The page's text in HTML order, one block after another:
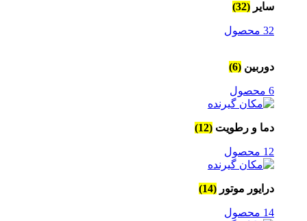
سایر (32)
32 محصول
دوربین (6)
6 محصول
دما و رطویت (12)
12 محصول
درایور موتور (14)
14 محصول